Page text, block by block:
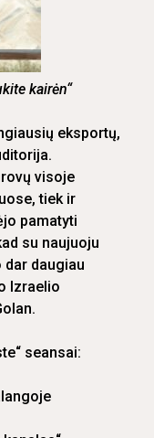
kairėn“
eksportų,
visoje
tiek ir
pamatyti
su naujuoju
daugiau
Izraelio
seansai: